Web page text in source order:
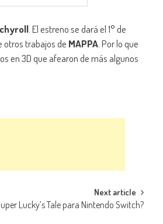
. El estreno se dará el 1° de
otros trabajos de MAPPA. Por lo que
en 3D que afearon de más algunos
Next article
Lucky’s Tale para Nintendo Switch?